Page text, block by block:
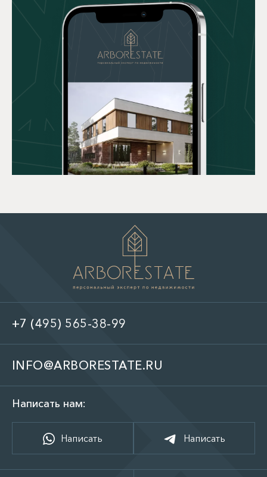
+7 (495) 565-38-99
INFO@ARBORESTATE.RU
Написать нам:
Написать Написать